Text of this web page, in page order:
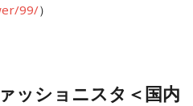
99/）
ッショニスタ＜国内